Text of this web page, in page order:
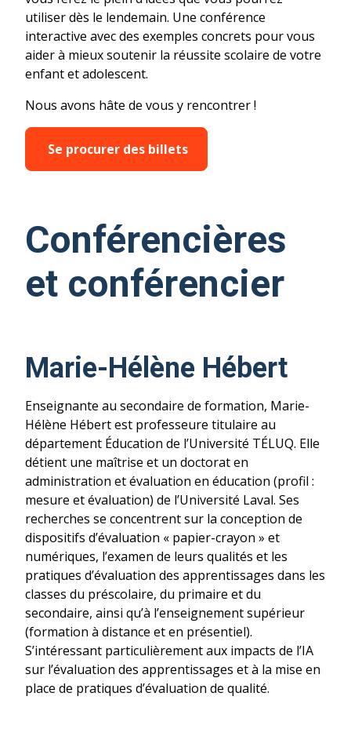
utiliser dès le lendemain. Une conférence
interactive avec des exemples concrets pour vous
aider à mieux soutenir la réussite scolaire de votre
enfant et adolescent.
Nous avons hâte de vous y rencontrer !
Se procurer des billets
Conférencières
et conférencier
Marie-Hélène Hébert
Enseignante au secondaire de formation, Marie-
Hélène Hébert est professeure titulaire au
département Éducation de l’Université TÉLUQ. Elle
détient une maîtrise et un doctorat en
administration et évaluation en éducation (profil :
mesure et évaluation) de l’Université Laval. Ses
recherches se concentrent sur la conception de
dispositifs d’évaluation « papier-crayon » et
numériques, l’examen de leurs qualités et les
pratiques d’évaluation des apprentissages dans les
classes du préscolaire, du primaire et du
secondaire, ainsi qu’à l’enseignement supérieur
(formation à distance et en présentiel).
S’intéressant particulièrement aux impacts de l’IA
sur l’évaluation des apprentissages et à la mise en
place de pratiques d’évaluation de qualité.